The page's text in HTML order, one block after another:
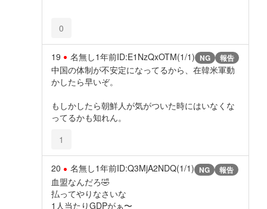
0
19 名無し1年前ID:E1NzQxOTM(1/1) NG 報告
中国の体制が不安定になってるから、在韓米軍動
かしたら早いぞ。
もしかしたら朝鮮人が気がついた時にはいなくな
ってるかも知れん。
1
20 名無し1年前ID:Q3MjA2NDQ(1/1) NG 報告
血盟なんだろ🤣
払ってやりなさいな
1人当たりGDPがぁ〜